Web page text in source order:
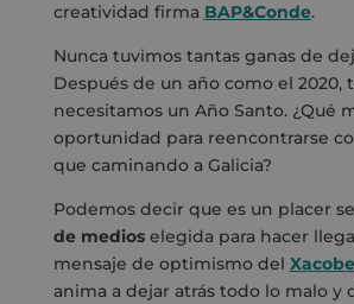
creatividad firma BAP&Conde.
Nunca tuvimos tantas ganas de
Después de un año como el 2020,
necesitamos un Año Santo. ¿Qué
oportunidad para reencontrarse
que caminando a Galicia?
Podemos decir que es un placer
de medioselegida para hacer
mensaje de optimismo del
anima a dejar atrás todo lo malo y